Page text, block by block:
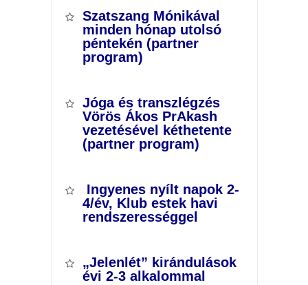
Szatszang Mónikával
minden hónap utolsó
péntekén (partner
program)
Jóga és transzlégzés
Vörös Ákos PrAkash
vezetésével kéthetente
(partner program)
Ingyenes nyílt napok 2-
4/év, Klub estek havi
rendszerességgel
„Jelenlét” kirándulások
évi 2-3 alkalommal